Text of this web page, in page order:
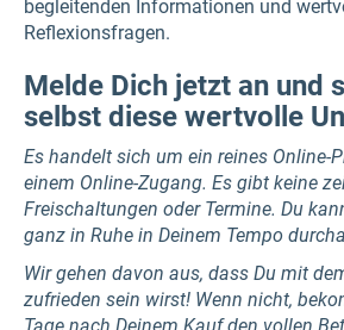
begleitenden Informationen und
Reflexionsfragen.
Melde Dich jetzt an und
selbst diese wertvolle
Es handelt sich um ein reines Online-
einem Online-Zugang. Es gibt keine
Freischaltungen oder Termine. Du
ganz in Ruhe in Deinem Tempo
Wir gehen davon aus, dass Du mit
zufrieden sein wirst! Wenn nicht,